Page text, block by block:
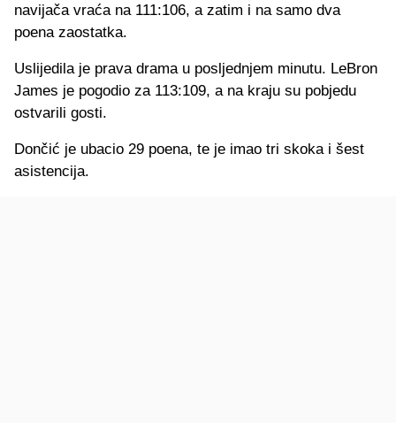
navijača vraća na 111:106, a zatim i na samo dva
poena zaostatka.
Uslijedila je prava drama u posljednjem minutu. LeBron
James je pogodio za 113:109, a na kraju su pobjedu
ostvarili gosti.
Dončić je ubacio 29 poena, te je imao tri skoka i šest
asistencija.